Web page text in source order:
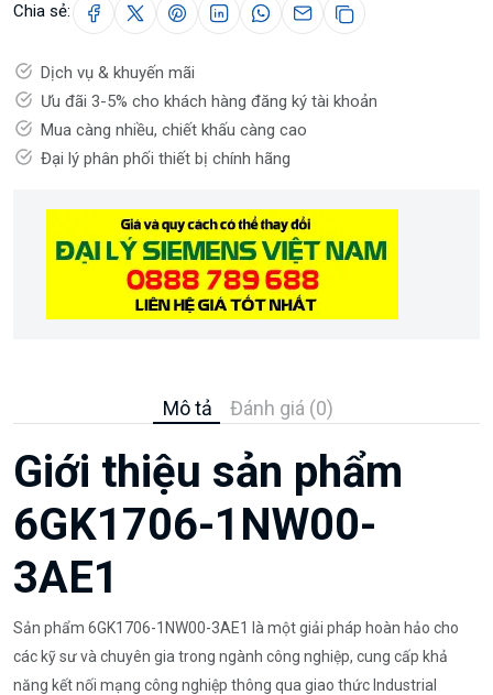
Chia sẻ:
Dịch vụ & khuyến mãi
Ưu đãi 3-5% cho khách hàng đăng ký tài khoản
Mua càng nhiều, chiết khấu càng cao
Đại lý phân phối thiết bị chính hãng
Mô tả Đánh giá (0)
Giới thiệu sản phẩm
6GK1706-1NW00-
3AE1
Sản phẩm 6GK1706-1NW00-3AE1 là một giải pháp hoàn hảo cho
các kỹ sư và chuyên gia trong ngành công nghiệp, cung cấp khả
năng kết nối mạng công nghiệp thông qua giao thức Industrial